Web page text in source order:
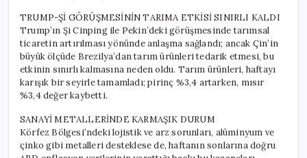
TRUMP-Şİ GÖRÜŞMESİNİN TARIMA ETKİSİ SINIRLI KALDI
Trump’ın Şi Cinping ile Pekin’deki görüşmesinde tarımsal
ticaretin artırılması yönünde anlaşma sağlandı; ancak Çin’in
büyük ölçüde Brezilya’dan tarım ürünleri tedarik etmesi, bu
etkinin sınırlı kalmasına neden oldu. Tarım ürünleri, haftayı
karışık bir seyirle tamamladı; pirinç %3,4 artarken, mısır
%3,4 değer kaybetti.
SANAYİ METALLERİNDE KARMAŞIK DURUM
Körfez Bölgesi’ndeki lojistik ve arz sorunları, alüminyum ve
çinko gibi metalleri desteklese de, haftanın sonlarına doğru